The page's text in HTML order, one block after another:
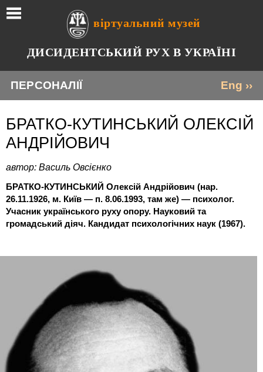
віртуальний музей
ДИСИДЕНТСЬКИЙ РУХ В УКРАЇНІ
Eng ››
ПЕРСОНАЛІЇ
БРАТКО-КУТИНСЬКИЙ ОЛЕКСІЙ
АНДРІЙОВИЧ
автор: Василь Овсієнко
БРАТКО-КУТИНСЬКИЙ Олексій Андрійович (нар.
26.11.1926, м. Київ — п. 8.06.1993, там же) — психолог.
Учасник українського руху опору. Науковий та
громадський діяч. Кандидат психологічних наук (1967).